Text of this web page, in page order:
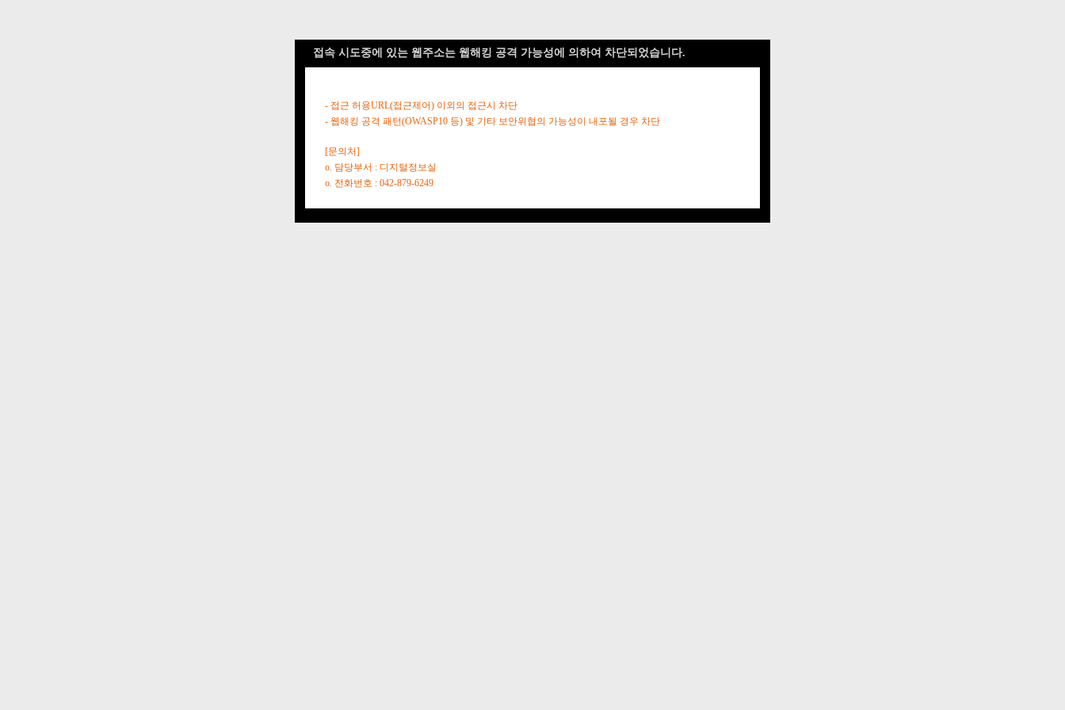
접속 시도중에 있는 웹주소는 웹해킹 공격 가능성에 의하여 차단되었습니다.
- 접근 허용URL(접근제어) 이외의 접근시 차단
- 웹해킹 공격 패턴(OWASP10 등) 및 기타 보안위협의 가능성이 내포될 경우 차단
[문의처]
o. 담당부서 : 디지털정보실
o. 전화번호 : 042-879-6249